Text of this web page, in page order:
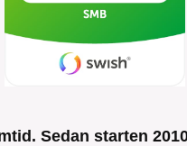
Sedan starten